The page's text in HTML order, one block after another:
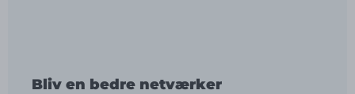
Bliv en bedre netværker